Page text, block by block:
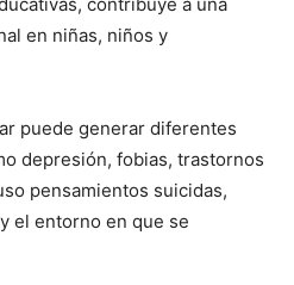
en niñas, niños y
puede generar diferentes
depresión, fobias, trastornos
pensamientos suicidas,
el entorno en que se